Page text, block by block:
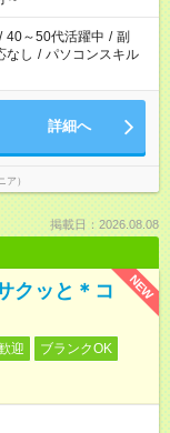
/ 40～50代活躍中 / 副
なし / パソコンスキル
詳細へ
）
掲載日：2026.08.08
NEW
クッと＊コ
迎
ブランクOK